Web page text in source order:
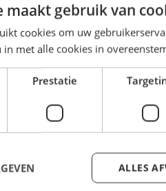
professioneel en persoonlijk te
uur per week.
maakt gebruik van
cookies om uw
met alle cookies in
Prestatie
ALLES